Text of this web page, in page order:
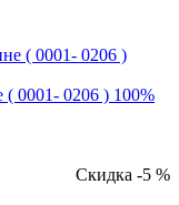
0001- 0206 ) 100%
Скидка -5 %